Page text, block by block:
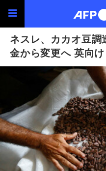
ネスレ、カカオ豆
金から変更へ 英向